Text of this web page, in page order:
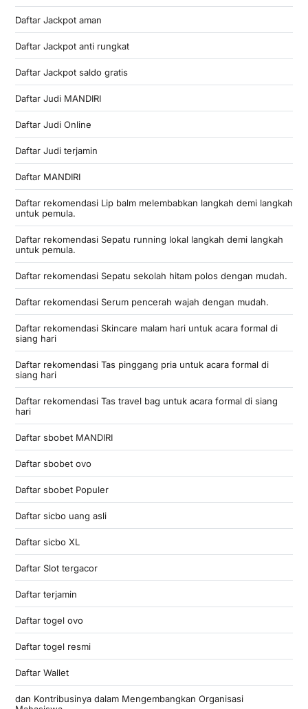
Daftar Jackpot aman
Daftar Jackpot anti rungkat
Daftar Jackpot saldo gratis
Daftar Judi MANDIRI
Daftar Judi Online
Daftar Judi terjamin
Daftar MANDIRI
Daftar rekomendasi Lip balm melembabkan langkah demi langkah
untuk pemula.
Daftar rekomendasi Sepatu running lokal langkah demi langkah
untuk pemula.
Daftar rekomendasi Sepatu sekolah hitam polos dengan mudah.
Daftar rekomendasi Serum pencerah wajah dengan mudah.
Daftar rekomendasi Skincare malam hari untuk acara formal di
siang hari
Daftar rekomendasi Tas pinggang pria untuk acara formal di
siang hari
Daftar rekomendasi Tas travel bag untuk acara formal di siang
hari
Daftar sbobet MANDIRI
Daftar sbobet ovo
Daftar sbobet Populer
Daftar sicbo uang asli
Daftar sicbo XL
Daftar Slot tergacor
Daftar terjamin
Daftar togel ovo
Daftar togel resmi
Daftar Wallet
dan Kontribusinya dalam Mengembangkan Organisasi